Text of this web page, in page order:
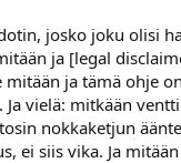
josko joku olisi
ja [legal
mitään ja tämä ohje
Ja vielä: mitkään
nokkaketjun
ei siis vika. Ja